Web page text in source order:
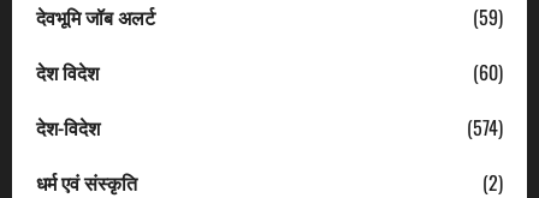
देवभूमि जॉब अलर्ट
(59)
देश विदेश
(60)
देश-विदेश
(574)
धर्म एवं संस्कृति
(2)